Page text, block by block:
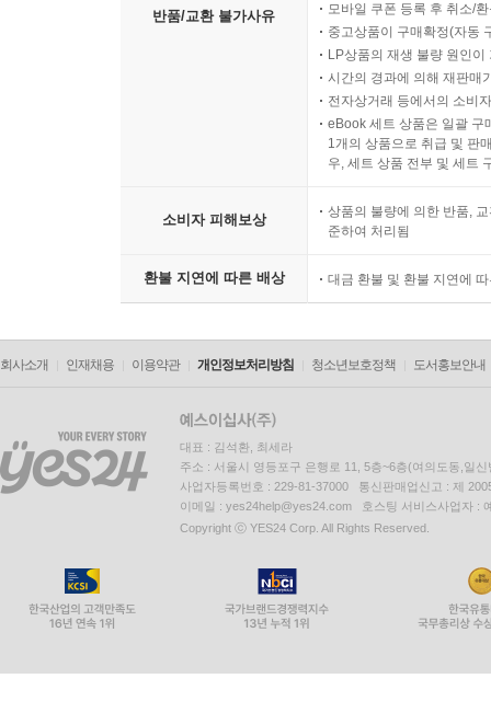
반품/교환 불가사유
모바일 쿠폰 등록 후 취소/
중고상품이 구매확정(자동
LP상품의 재생 불량 원인
시간의 경과에 의해 재판매
전자상거래 등에서의 소비
eBook 세트 상품은 일괄 구
1개의 상품으로 취급 및 판
우, 세트 상품 전부 및 세트
소비자 피해보상
상품의 불량에 의한 반품,
준하여 처리됨
환불 지연에 따른 배상 대금 환불 및 환불 지연에
회사소개 인재채용 이용약관 개인정보처리방침 청소년보호정책 도서홍보안내
대표 : 김석환, 최세라
주소 : 서울시 영등포구 은행로 11, 5층~6층(여의도동,일신
사업자등록번호 : 229-81-37000 통신판매업신고 : 제
이메일 : yes24help@yes24.com 호스팅 서비스사업자 :
Copyright ⓒ YES24 Corp. All Rights Reserved.